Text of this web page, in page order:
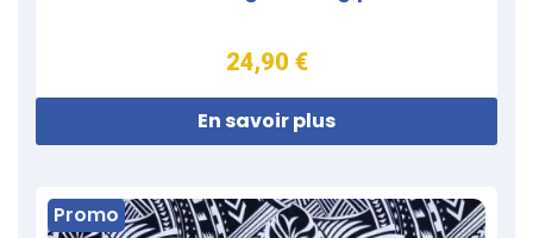
24,90 €
En savoir plus
Promo